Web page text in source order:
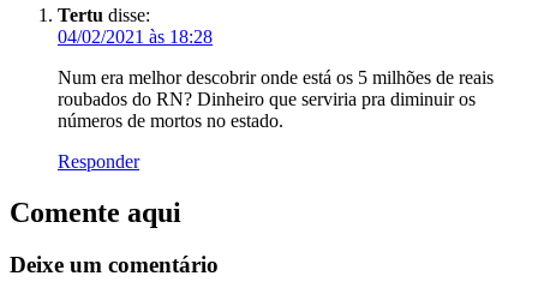
Tertu disse:
04/02/2021 às 18:28
Num era melhor descobrir onde está os 5 milhões de reais
roubados do RN? Dinheiro que serviria pra diminuir os
números de mortos no estado.
Responder
Comente aqui
Deixe um comentário